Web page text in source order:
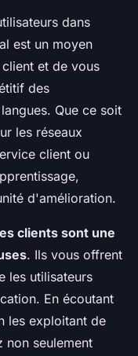
dans
est un moyen
et de vous
des
Que ce soit
les réseaux
client ou
d'amélioration.
clients sont une
. Ils vous offrent
les utilisateurs
En écoutant
les exploitant de
non seulement